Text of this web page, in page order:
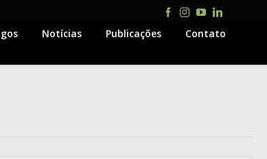
Facebook
Instagram
YouTubeLinkedIn
Notícias Publicações Contato